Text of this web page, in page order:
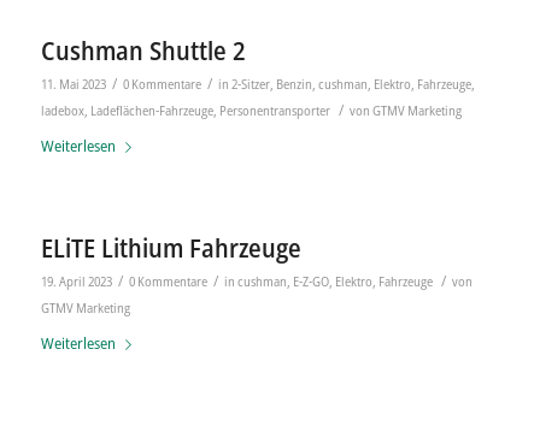
Cushman Shuttle 2
11. Mai 2023 / 0 Kommentare / in 2-Sitzer, Benzin, cushman, Elektro, Fahrzeuge,
ladebox, Ladeflächen-Fahrzeuge, Personentransporter / von GTMV Marketing
Weiterlesen
ELiTE Lithium Fahrzeuge
19. April 2023 / 0 Kommentare / in cushman, E-Z-GO, Elektro, Fahrzeuge / von
GTMV Marketing
Weiterlesen